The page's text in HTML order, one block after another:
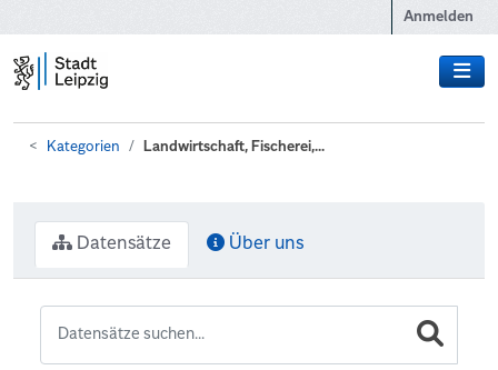
Anmelden
Kategorien Landwirtschaft, Fischerei,...
Datensätze Über uns